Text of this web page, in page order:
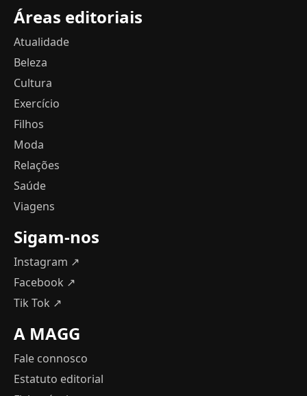
Áreas editoriais
Atualidade
Beleza
Cultura
Exercício
Filhos
Moda
Relações
Saúde
Viagens
Sigam-nos
Instagram ↗
Facebook ↗
Tik Tok ↗
A MAGG
Fale connosco
Estatuto editorial